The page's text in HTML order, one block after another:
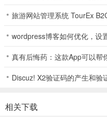
为提前升级也没收益。
房东模拟器游戏怎么刷钱
2.进入游戏之后永远会是**12点
旅游网站管理系统 TourEx
wordpress博客如何优化，设
真有后悔药：这款App可以帮
Discuz! X2验证码的产生和验
相关下载